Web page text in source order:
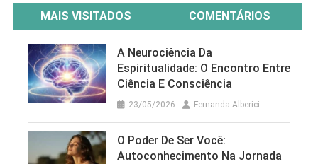
MAIS VISITADOS COMENTÁRIOS
A Neurociência Da
Espiritualidade: O Encontro Entre
Ciência E Consciência
23/05/2026 Fernanda Alberici
O Poder De Ser Você:
Autoconhecimento Na Jornada